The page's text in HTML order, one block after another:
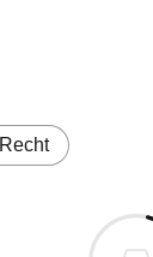
Recht